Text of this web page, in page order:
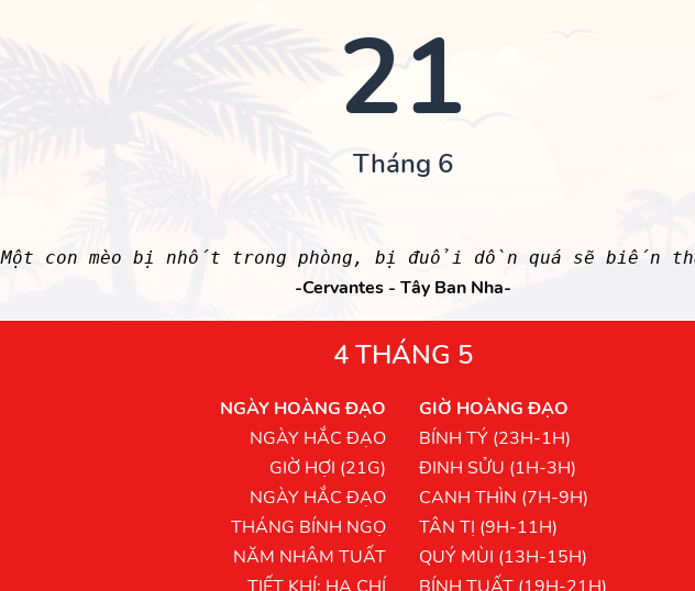
21
Tháng 6
Một con mèo bị nhốt trong phòng, bị đuổi dồn quá sẽ biến
-Cervantes - Tây Ban Nha-
4 THÁNG 5
NGÀY HOÀNG ĐẠO
NGÀY HẮC ĐẠO
GIỜ HỢI (21G)
NGÀY HẮC ĐẠO
THÁNG BÍNH NGỌ
NĂM NHÂM TUẤT
TIẾT KHÍ: HẠ CHÍ
GIỜ HOÀNG ĐẠO
BÍNH TÝ (23H-1H)
ĐINH SỬU (1H-3H)
CANH THÌN (7H-9H)
TÂN TỊ (9H-11H)
QUÝ MÙI (13H-15H)
BÍNH TUẤT (19H-21H)